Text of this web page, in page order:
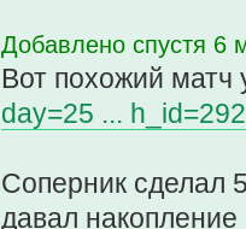
Добавлено спустя 6
Вот похожий
day=25 ...
Соперник сделал
давал